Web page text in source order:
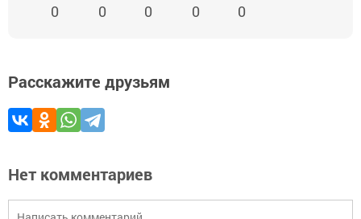
0 0 0 0 0
Расскажите друзьям
Нет комментариев